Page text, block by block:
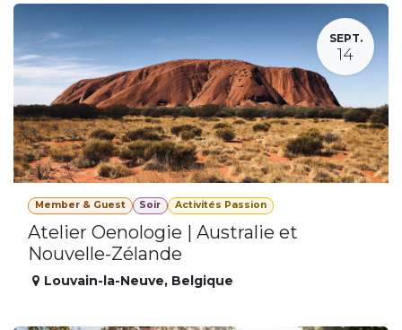
SEPT.
14
Member & Guest Soir Activités Passion
Atelier Oenologie | Australie et
Nouvelle-Zélande
Louvain-la-Neuve, Belgique